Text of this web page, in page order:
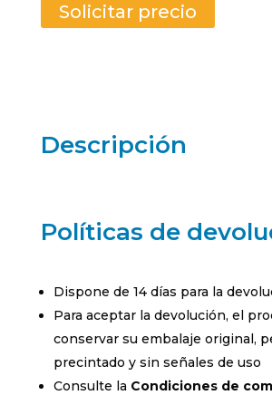
Solicitar precio
Descripción
Políticas de
Dispone de 14 días para la
Para aceptar la devolución, el
conservar su embalaje original,
precintado y sin señales de uso
Consulte la Condiciones de